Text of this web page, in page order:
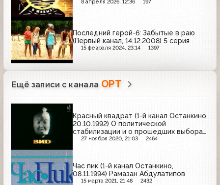
8 апреля 2026, 12:36 197
Последний герой-6: Забытые в раю
(Первый канал, 14.12.2008) 5 серия
15 февраля 2024, 23:14 1397
Ещё записи с канала ОРТ
Красный квадрат (1-й канал Останкино,
20.10.1992) О политической
стабилизации и о прошедших выборах
в Грузии, составе парламента
грузино-абхазском конфликте (2 часть)
27 ноября 2020, 21:03 2464
Час пик (1-й канал Останкино,
08.11.1994) Рамазан Абдулатипов
15 марта 2021, 21:48 2432